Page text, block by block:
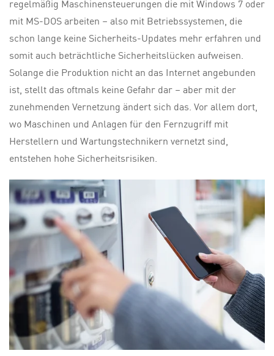
mit MS-DOS arbeiten – also mit Betriebssystemen, die
schon lange keine Sicherheits-Updates mehr erfahren und
somit auch beträchtliche Sicherheitslücken aufweisen.
Solange die Produktion nicht an das Internet angebunden
ist, stellt das oftmals keine Gefahr dar – aber mit der
zunehmenden Vernetzung ändert sich das. Vor allem dort,
wo Maschinen und Anlagen für den Fernzugriff mit
Herstellern und Wartungstechnikern vernetzt sind,
entstehen hohe Sicherheitsrisiken.